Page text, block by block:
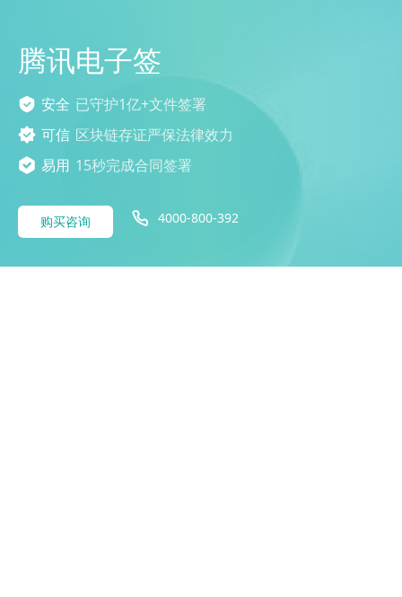
腾讯电子签
安全 已守护1亿+文件签署
可信 区块链存证严保法律效力
易用 15秒完成合同签署
购买咨询 4000-800-392